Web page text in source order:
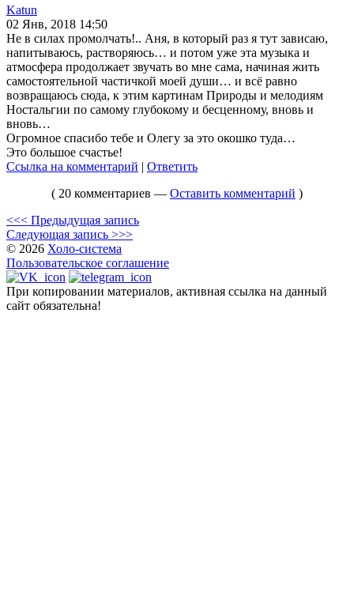
Katun
02 Янв, 2018 14:50
Не в силах промолчать!.. Аня, в который раз я тут зависаю,
напитываюсь, растворяюсь… и потом уже эта музыка и
атмосфера продолжает звучать во мне сама, начиная жить
самостоятельной частичкой моей души… и всё равно
возвращаюсь сюда, к этим картинам Природы и мелодиям
Ностальгии по самому глубокому и бесценному, вновь и
вновь…
Огромное спасибо тебе и Олегу за это окошко туда…
Это большое счастье!
Ссылка на комментарий | Ответить
( 20 комментариев — Оставить комментарий )
<<< Предыдущая запись
Следующая запись >>>
© 2026 Холо-система
Пользовательское соглашение
При копировании материалов, активная ссылка на данный
сайт обязательна!